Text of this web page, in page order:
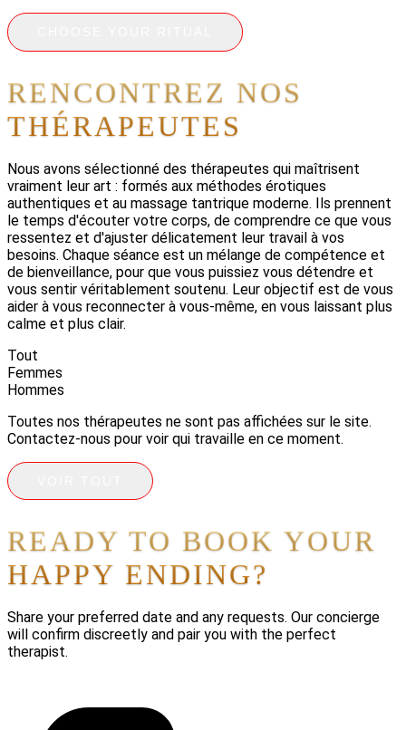
RENCONTREZ NOS
THÉRAPEUTES
Nous avons sélectionné des thérapeutes qui maîtrisent
vraiment leur art : formés aux méthodes érotiques
authentiques et au massage tantrique moderne. Ils prennent
le temps d'écouter votre corps, de comprendre ce que vous
ressentez et d'ajuster délicatement leur travail à vos
besoins. Chaque séance est un mélange de compétence et
de bienveillance, pour que vous puissiez vous détendre et
vous sentir véritablement soutenu. Leur objectif est de vous
aider à vous reconnecter à vous-même, en vous laissant plus
calme et plus clair.
Tout
Femmes
Hommes
Toutes nos thérapeutes ne sont pas affichées sur le site.
Contactez-nous pour voir qui travaille en ce moment.
READY TO BOOK YOUR
HAPPY ENDING?
Share your preferred date and any requests. Our concierge
will confirm discreetly and pair you with the perfect
therapist.